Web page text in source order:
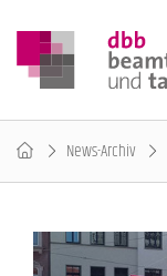
News-Archiv